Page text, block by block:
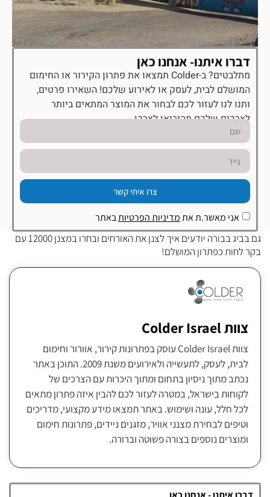
דברו איתנו- אנחנו כאן
מתלבטים? ב-Colder תמצאו את פתרון הקירור או החימום
המושלם לבית, לעסק או לאירוע שלכם! השאירו פרטים,
ותנו לנו לעזור לכם לבחור את המוצר המתאים ביותר
לצרכים שלכם מהיבואן לצרכן.
אני מאשר.ת אתמדיניות הפרטיותבאתר
צרו איתי קשר
גם בביג בבורה יודעים איך לצנן את האורחים ובחרו במצנן 12000 עם
בקר לחות כפתרון המושלם!
צוות Colder Israel
צוות Colder Israel עוסק בפתרונות קירור, אוורור וחימום
לבית, לעסק, לתעשייה ולאירועים משנת 2009. התוכן באתר
נכתב מתוך ניסיון בתחום ומתוך היכרות עם הצרכים של
לקוחות בישראל, במטרה לעזור לכם להבין איזה פתרון מתאים
לכל חלל, עונה ושימוש. באתר תמצאו מידע מקצועי, מדריכים
וטיפים לבחירת מצנני אוויר, מזגנים ניידים, פתרונות חימום
ומוצרים נוספים בצורה פשוטה וברורה.